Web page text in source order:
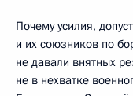
Почему усилия,
и их союзников по
не давали внятных
не в нехватке